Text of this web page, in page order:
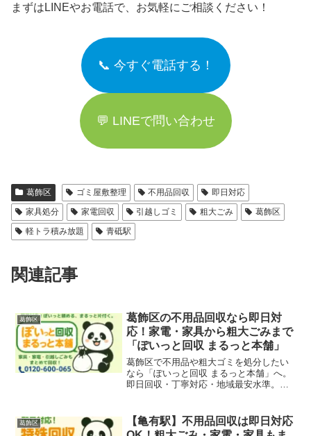
まずはLINEやお電話で、お気軽にご相談ください！
📞 今すぐ電話する！
💬 LINEで問い合わせ
葛飾区 ゴミ屋敷整理 不用品回収
即日対応
家具処分
家電回収 引越しゴミ 粗大ごみ
葛飾区
軽トラ積み放題
青砥駅
関連記事
葛飾区
葛飾区の不用品回収なら即日対
応！家電・家具から粗大ごみまで
「ぽいっと回収 まるっと本舗」
葛飾区で不用品や粗大ゴミを処分したい
なら「ぽいっと回収 まるっと本舗」へ。
即日回収・丁寧対応・地域最安水準。家
リアも対応可能です。
葛飾区
【亀有駅】不用品回収は即日対応